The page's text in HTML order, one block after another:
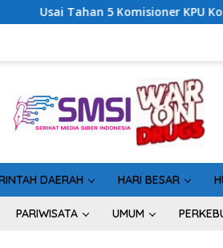
5 Komisioner KPU Kotim, Kejati
DAERAH HARI BESAR
PARIWISATA UMUM